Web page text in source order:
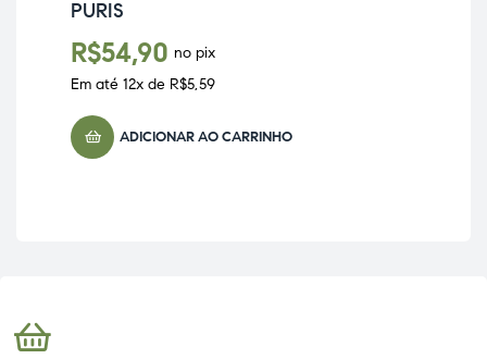
PURIS
R$54,90 no pix
Em até 12x de R$5,59
ADICIONAR AO CARRINHO